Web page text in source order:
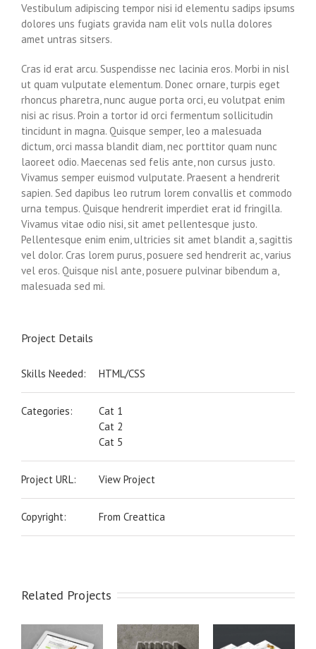
Vestibulum adipiscing tempor nisi id elementu sadips ipsums
dolores uns fugiats gravida nam elit vols nulla dolores
amet untras sitsers.
Cras id erat arcu. Suspendisse nec lacinia eros. Morbi in nisl
ut quam vulputate elementum. Donec ornare, turpis eget
rhoncus pharetra, nunc augue porta orci, eu volutpat enim
nisi ac risus. Proin a tortor id orci fermentum sollicitudin
tincidunt in magna. Quisque semper, leo a malesuada
dictum, orci massa blandit diam, nec porttitor quam nunc
laoreet odio. Maecenas sed felis ante, non cursus justo.
Vivamus semper euismod vulputate. Praesent a hendrerit
sapien. Sed dapibus leo rutrum lorem convallis et commodo
urna tempus. Quisque hendrerit imperdiet erat id fringilla.
Vivamus vitae odio nisi, sit amet pellentesque justo.
Pellentesque enim enim, ultricies sit amet blandit a, sagittis
vel dolor. Cras lorem purus, posuere sed hendrerit ac, varius
vel eros. Quisque nisl ante, posuere pulvinar bibendum a,
malesuada sed mi.
Project Details
Skills Needed: HTML/CSS
Categories:
Cat 1
Cat 2
Cat 5
Project URL: View Project
Copyright: From Creattica
Related Projects